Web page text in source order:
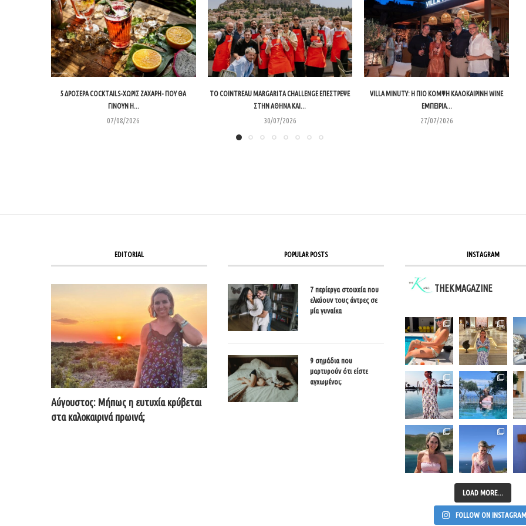
5 ΔΡΟΣΕΡΆ COCKTAILS-ΧΩΡΊΣ ΖΆΧΑΡΗ- ΠΟΥ ΘΑ
ΓΊΝΟΥΝ Η...
07/08/2026
ΤΟ COINTREAU MARGARITA CHALLENGE ΕΠΈΣΤΡΕΨΕ
ΣΤΗΝ ΑΘΉΝΑ ΚΑΙ...
30/07/2026
VILLA MINUTY: Η ΠΙΟ ΚΟΜΨΉ ΚΑΛΟΚΑΙΡΙΝΉ WINE
ΕΜΠΕΙΡΊΑ...
27/07/2026
EDITORIAL
Αύγουστος: Μήπως η ευτυχία κρύβεται
στα καλοκαιρινά πρωινά;
POPULAR POSTS
7 περίεργα στοιχεία που
ελκύουν τους άντρες σε
μία γυναίκα
9 σημάδια που
μαρτυρούν ότι είστε
αγχωμένοι;
INSTAGRAM
THEKMAGAZINE
LOAD MORE...
FOLLOW ON INSTAGRAM